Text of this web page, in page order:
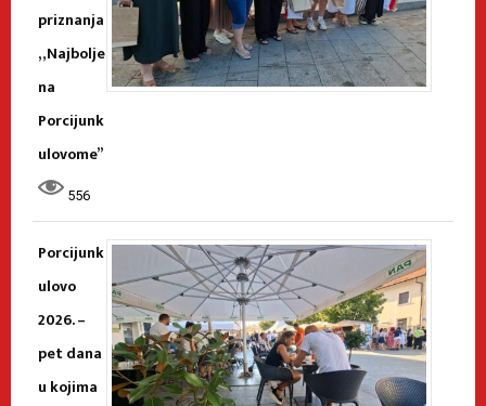
priznanja
„Najbolje
na
Porcijunk
ulovome”
556
Porcijunk
ulovo
2026. –
pet dana
u kojima